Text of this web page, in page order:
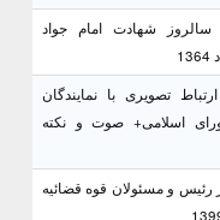
سالروز شهادت امام جواد
تصویری با نمایندگان
اسلامی+ صوت و نکته
رئیس و مسئولان قوه قضائیه